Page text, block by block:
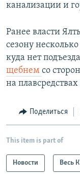
канализации и
Ранее власти
сезону
куда нет
щебнем со
на плавсредствах
Поделиться
This item is part of
Новости Весь